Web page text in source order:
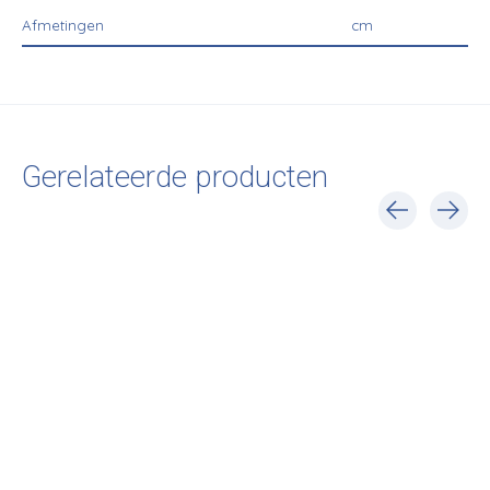
Afmetingen cm
Gerelateerde producten